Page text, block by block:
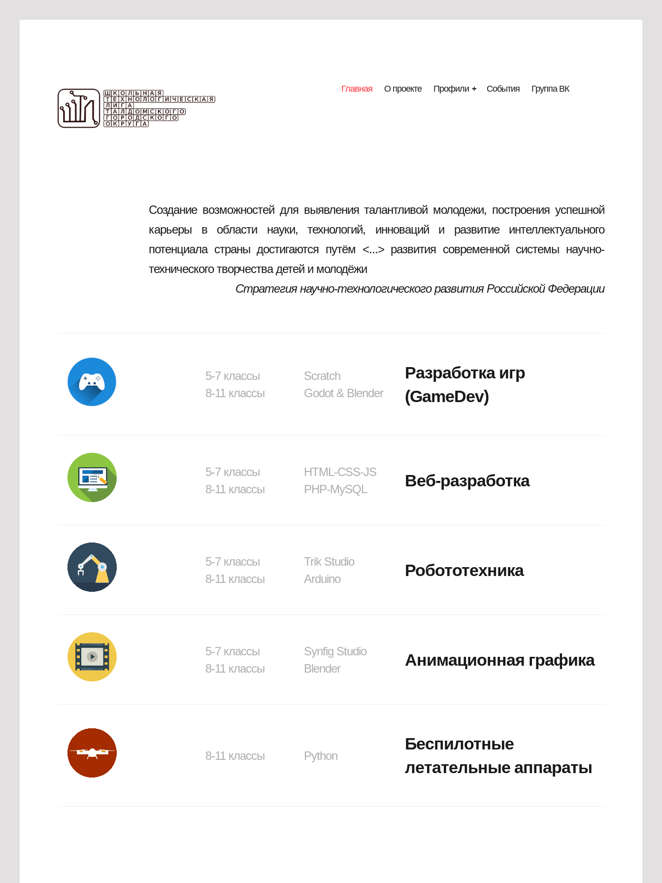
Главная О проекте +
Профили События Группа ВК
Создание возможностей для выявления талантливой молодежи, построения успешной
карьеры в области науки, технологий, инноваций и развитие интеллектуального
потенциала страны достигаются путём <...> развития современной системы научно-
технического творчества детей и молодёжи
Стратегия научно-технологического развития Российской Федерации
5-7 классы
8-11 классы
Scratch
Godot & Blender
Разработка игр
(GameDev)
5-7 классы
8-11 классы
HTML-CSS-JS
PHP-MySQL
Веб-разработка
5-7 классы
8-11 классы
Trik Studio
Arduino
Робототехника
5-7 классы
8-11 классы
Synfig Studio
Blender
Анимационная графика
8-11 классы Python
Беспилотные
летательные аппараты